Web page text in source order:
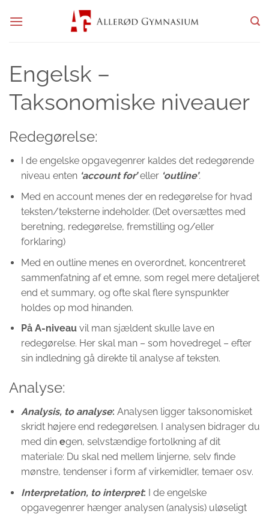
Engelsk –
Taksonomiske niveauer
Redegørelse:
I de engelske opgavegenrer kaldes det redegørende
niveau enten ‘account for’eller ‘outline’.
Med en account menes der en redegørelse for hvad
teksten/teksterne indeholder. (Det oversættes med
beretning, redegørelse, fremstilling og/eller
forklaring)
Med en outline menes en overordnet, koncentreret
sammenfatning af et emne, som regel mere detaljeret
end et summary, og ofte skal flere synspunkter
holdes op mod hinanden.
På A-niveau vil man sjældent skulle lave en
redegørelse. Her skal man – som hovedregel – efter
sin indledning gå direkte til analyse af teksten.
Analyse:
Analysis, to analyse: Analysen ligger taksonomisket
skridt højere end redegørelsen. I analysen bidrager du
med din egen, selvstændige fortolkning af dit
materiale: Du skal ned mellem linjerne, selv finde
mønstre, tendenser i form af virkemidler, temaer osv.
Interpretation, to interpret: I de engelske
opgavegenrer hænger analysen (analysis) uløseligt